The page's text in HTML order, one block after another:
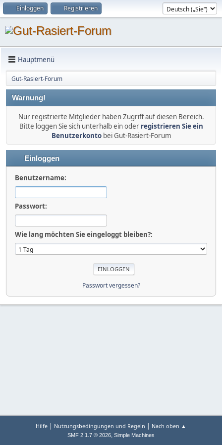
Einloggen Registrieren
Hauptmenü
Gut-Rasiert-Forum
Warnung!
Nur registrierte Mitglieder haben Zugriff auf diesen Bereich.
Bitte loggen Sie sich unterhalb ein oder registrieren Sie ein
Benutzerkontobei Gut-Rasiert-Forum
Einloggen
Benutzername:
Passwort:
Wie lang möchten Sie eingeloggt bleiben?:
Passwort vergessen?
Hilfe | Nutzungsbedingungen und Regeln | Nach oben ▲
SMF 2.1.7 © 2026, Simple Machines